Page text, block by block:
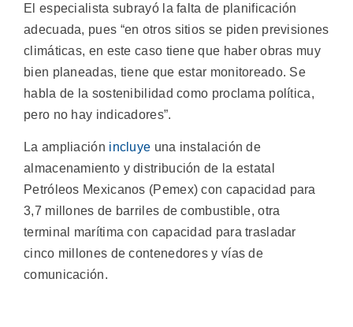
El especialista subrayó la falta de planificación
adecuada, pues “en otros sitios se piden previsiones
climáticas, en este caso tiene que haber obras muy
bien planeadas, tiene que estar monitoreado. Se
habla de la sostenibilidad como proclama política,
pero no hay indicadores”.
La ampliación incluye una instalación de
almacenamiento y distribución de la estatal
Petróleos Mexicanos (Pemex) con capacidad para
3,7 millones de barriles de combustible, otra
terminal marítima con capacidad para trasladar
cinco millones de contenedores y vías de
comunicación.